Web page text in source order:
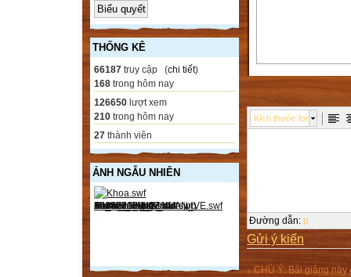
THỐNG KÊ
66187 truy cập (chi tiết)
168 trong hôm nay
126650 lượt xem
210 trong hôm nay
27 thành viên
ẢNH NGẪU NHIÊN
Kích thước font
Đường dẫn: p
Gửi ý kiến
↓ CHÚ Ý: Bài giảng này